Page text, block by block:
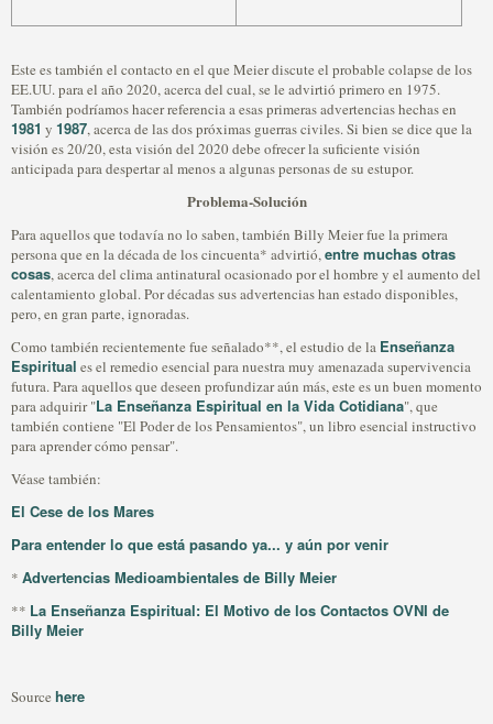
Este es también el contacto en el que Meier discute el probable colapse de los
EE.UU. para el año 2020, acerca del cual, se le advirtió primero en 1975.
También podríamos hacer referencia a esas primeras advertencias hechas en
1981 y 1987, acerca de las dos próximas guerras civiles. Si bien se dice que la
visión es 20/20, esta visión del 2020 debe ofrecer la suficiente visión
anticipada para despertar al menos a algunas personas de su estupor.
Problema-Solución
Para aquellos que todavía no lo saben, también Billy Meier fue la primera
persona que en la década de los cincuenta* advirtió,entre muchas otras
cosas, acerca del clima antinatural ocasionado por el hombre y el aumento del
calentamiento global. Por décadas sus advertencias han estado disponibles,
pero, en gran parte, ignoradas.
Como también recientemente fue señalado**, el estudio de la Enseñanza
Espiritual es el remedio esencial para nuestra muy amenazada supervivencia
futura. Para aquellos que deseen profundizar aún más, este es un buen momento
para adquirir "La Enseñanza Espiritual en la Vida Cotidiana", que
también contiene "El Poder de los Pensamientos", un libro esencial instructivo
para aprender cómo pensar".
Véase también:
El Cese de los Mares
Para entender lo que está pasando ya... y aún por venir
* Advertencias Medioambientales de Billy Meier
** La Enseñanza Espiritual: El Motivo de los Contactos OVNI de
Billy Meier
Source here